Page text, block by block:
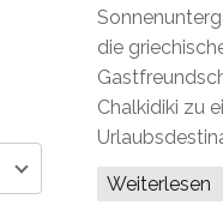
die
Chalkidiki zu
Weiterlesen